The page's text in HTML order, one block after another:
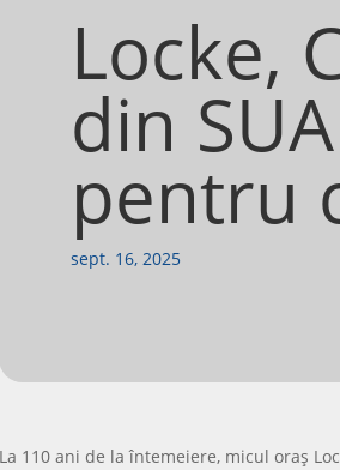
Locke,
din
pentru
sept. 16, 2025
La 110 ani de la întemeiere, micul oraș